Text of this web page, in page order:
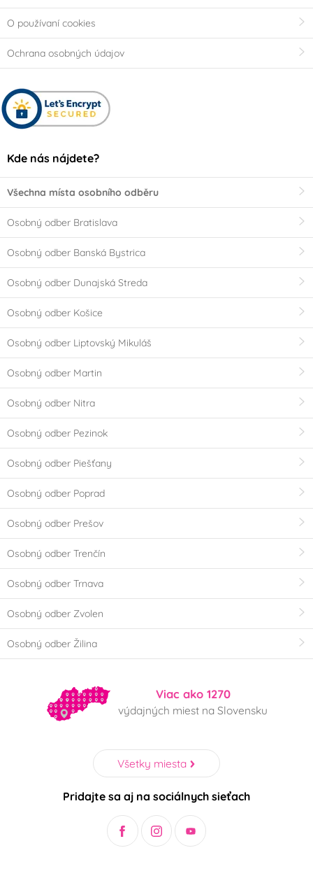
O používaní cookies
Ochrana osobných údajov
Kde nás nájdete?
Všechna místa osobního odběru
Osobný odber Bratislava
Osobný odber Banská Bystrica
Osobný odber Dunajská Streda
Osobný odber Košice
Osobný odber Liptovský Mikuláš
Osobný odber Martin
Osobný odber Nitra
Osobný odber Pezinok
Osobný odber Piešťany
Osobný odber Poprad
Osobný odber Prešov
Osobný odber Trenčín
Osobný odber Trnava
Osobný odber Zvolen
Osobný odber Žilina
Viac ako 1270
výdajných miest na Slovensku
Všetky miesta
Pridajte sa aj na sociálnych sieťach